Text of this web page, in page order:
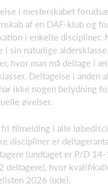
i mesterskabet
af en DAF-klub og
i enkelte discipliner.
i sin naturlige
hvor man må deltage i
Deltagelse i anden
ikke nogen betydning
øvelser.
tilmelding i alle
discipliner er
(undtaget er P/D
deltagere), hvor
2026 (ude).